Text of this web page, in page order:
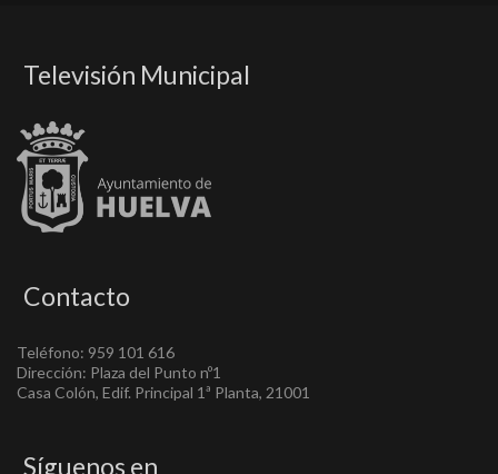
Televisión Municipal
Contacto
Teléfono: 959 101 616
Dirección: Plaza del Punto nº1
Casa Colón, Edif. Principal 1ª Planta, 21001
Síguenos en